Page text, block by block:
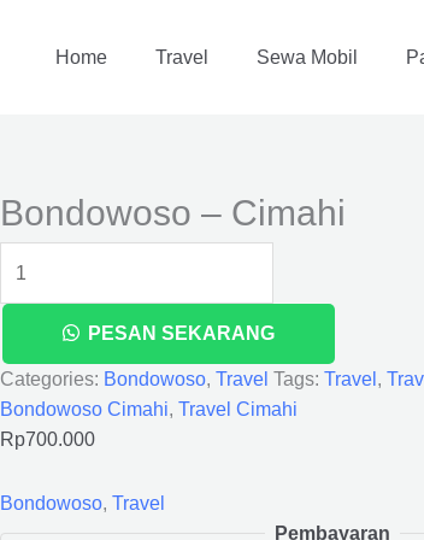
Home Travel Sewa Mobil
Bondowoso – Cimahi
PESAN SEKARANG
Categories: Bondowoso, Travel Tags: Travel ,
Bondowoso Cimahi, Travel Cimahi
Rp700.000
Bondowoso, Travel
Pembayaran